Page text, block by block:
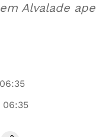
Alvalade
06:35